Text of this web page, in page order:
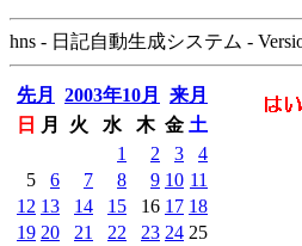
hns - 日記自動生成システム -
先月 2003年10月
来月
日
月 火 水 木 金 土
1
2 3
4
5
6 7 8 9 10 11
12 13 14 15 16 17 18
19 20 21 22 23 24 25